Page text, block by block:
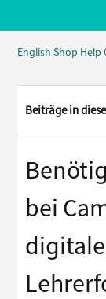
English Shop Help
Beiträge in
bei
digitale